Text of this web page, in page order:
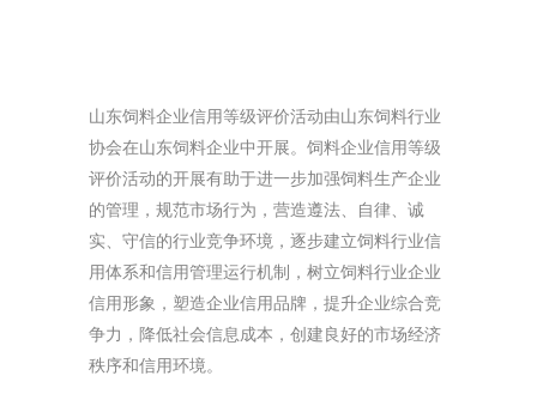
山东饲料企业信用等级评价活动由山东饲料行业
协会在山东饲料企业中开展。饲料企业信用等级
评价活动的开展有助于进一步加强饲料生产企业
的管理，规范市场行为，营造遵法、自律、诚
实、守信的行业竞争环境，逐步建立饲料行业信
用体系和信用管理运行机制，树立饲料行业企业
信用形象，塑造企业信用品牌，提升企业综合竞
争力，降低社会信息成本，创建良好的市场经济
秩序和信用环境。